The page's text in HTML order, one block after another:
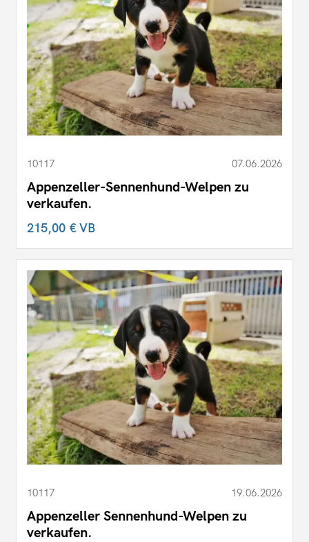
10117 07.06.2026
Appenzeller-Sennenhund-Welpen zu
verkaufen.
215,00 €VB
10117 19.06.2026
Appenzeller Sennenhund-Welpen zu
verkaufen.